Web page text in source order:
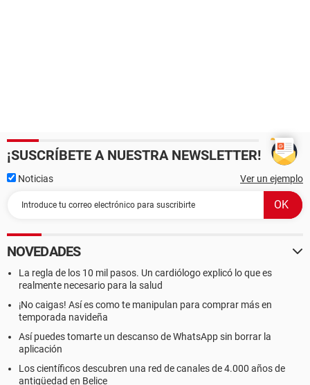
¡SUSCRÍBETE A NUESTRA NEWSLETTER!
Noticias Ver un ejemplo
NOVEDADES
La regla de los 10 mil pasos. Un cardiólogo explicó lo que es
realmente necesario para la salud
¡No caigas! Así es como te manipulan para comprar más en
temporada navideña
Así puedes tomarte un descanso de WhatsApp sin borrar la
aplicación
Los científicos descubren una red de canales de 4.000 años de
antigüedad en Belice